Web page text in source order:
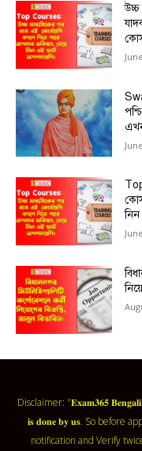
Disclaimer: "𝐄𝐱𝐚𝐦𝟑𝟔𝟓 𝐁𝐞𝐧𝐠𝐚𝐥𝐢
𝐢𝐬 𝐝𝐨𝐧𝐞 𝐛𝐲 𝐮𝐬. So before
notification and Verify